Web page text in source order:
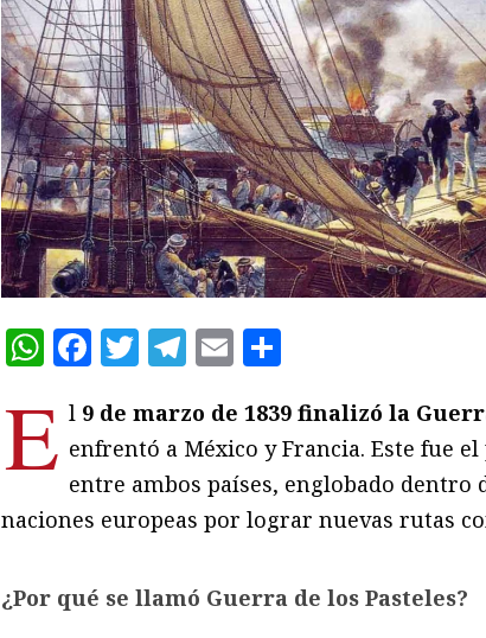
WhatsApp
Facebook
Twitter
Telegram
Email
E l 9 de marzo de 1839 finalizó la
enfrentó a México y Francia. Este fue
entre ambos países, englobado dentro
naciones europeas por lograr nuevas rutas
¿Por qué se llamó Guerra de los Pasteles?